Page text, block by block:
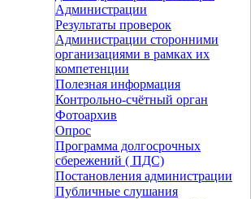
Администрации
Результаты проверок
Администрации сторонними
организациями в рамках их
компетенции
Полезная информация
Контрольно-счётный орган
Фотоархив
Опрос
Программа долгосрочных
сбережений ( ПДС)
Постановления администрации
Публичные слушания